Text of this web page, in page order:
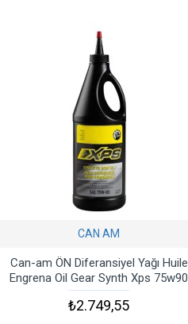
CAN AM
Can-am ÖN Diferansiyel Yağı Huile
Engrena Oil Gear Synth Xps 75w90
₺2.749,55